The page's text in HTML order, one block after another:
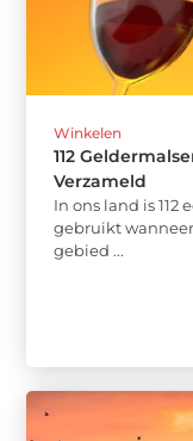
Winkelen
112
Verzameld
In ons land is
gebruikt
gebied ...